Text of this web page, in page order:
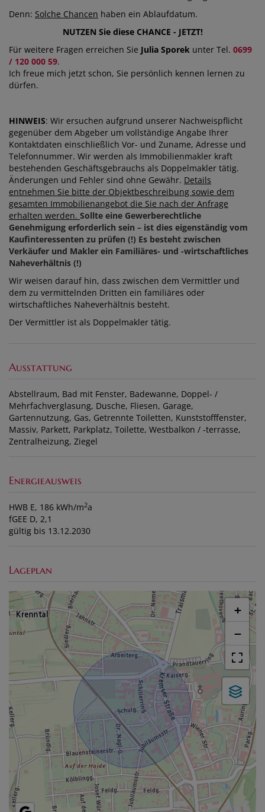
Denn: Solche Chancen haben ein Ablaufdatum.
NUTZEN Sie diese CHANCE - JETZT!
Für weitere Fragen erreichen Sie Julia Sporek unter Tel. 0699
/ 120 000 59.
Ich freue mich jetzt schon, Sie persönlich kennen lernen zu
dürfen.
HINWEIS: Wir ersuchen aufgrund unserer Nachweispflicht
gegenüber dem Abgeber um vollständige Angabe Ihrer
Kontaktdaten einschließlich Vor- und Zuname, Adresse und
Telefonnummer. Wir werden als Immobilienmakler kraft
bestehenden Geschäftsgebrauchs als Doppelmakler tätig.
Änderungen und Fehler sind ohne Gewähr. Details
entnehmen Sie bitte der Objektbeschreibung sowie dem
gesamten Immobilienangebot die Sie nach der Anfrage
erhalten werden. Sollte eine Gewerberechtliche
Genehmigung erforderlich sein – ist dies eigenständig vom
Kaufinteressenten zu prüfen (!) Es besteht zwischen
Verkäufer und Makler ein Familiäres- und -wirtschaftliches
Naheverhältnis (!)
Wir weisen darauf hin, dass zwischen dem Vermittler und
dem zu vermittelnden Dritten ein familiäres oder
wirtschaftliches Naheverhältnis besteht.
Der Vermittler ist als Doppelmakler tätig.
Ausstattung
Abstellraum Bad mit Fenster Badewanne Doppel- /
Mehrfachverglasung Dusche Fliesen Garage
Gartennutzung Gas Getrennte Toiletten Kunststofffenster
Massiv Parkett Parkplatz Toilette Westbalkon / -terrasse
Zentralheizung Ziegel
Energieausweis
HWB E, 186 kWh/m2a
fGEE D, 2,1
gültig bis 13.12.2030
Lageplan
+
−